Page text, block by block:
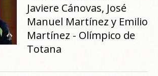
Javiere Cánovas, José
Manuel Martínez y Emilio
Martínez - Olímpico de
Totana